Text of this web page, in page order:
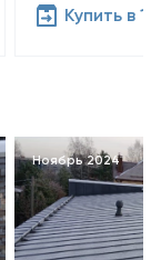
Купить в 1
Ноябрь 2024